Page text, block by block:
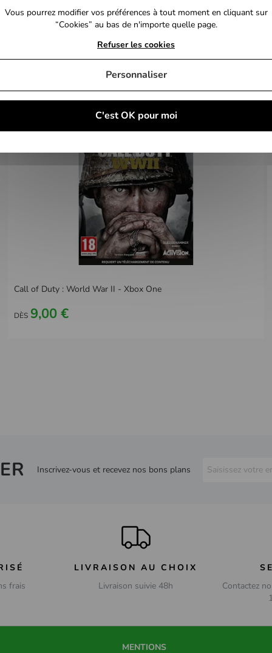
Call of Duty : World War II - Xbox One
DÈS 9,00 €
Inscrivez-vous et recevez nos bons plans
frais
LIVRAISON AU CHOIX
Livraison suivie 48h
Contactez
MENTIONS
Vous pourrez modifier vos préférences à tout moment en cliquant sur
“Cookies” au bas de n'importe quelle page.
C'est OK pour moi
Refuser les cookies
Personnaliser